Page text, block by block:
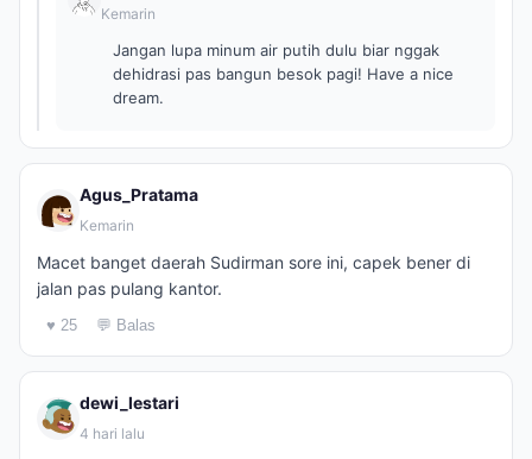
Kemarin
Jangan lupa minum air putih dulu biar nggak
dehidrasi pas bangun besok pagi! Have a nice
dream.
Agus_Pratama
Kemarin
Macet banget daerah Sudirman sore ini, capek bener di
jalan pas pulang kantor.
♥ 25 💬 Balas
dewi_lestari
4 hari lalu